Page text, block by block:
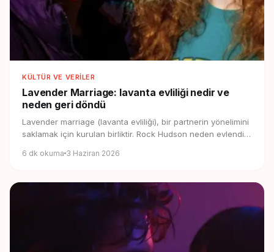
KÜLTÜR VE VERILER
Lavender Marriage: lavanta evliliği nedir ve
neden geri döndü
Lavender marriage (lavanta evliliği), bir partnerin yönelimini
saklamak için kurulan birliktir. Rock Hudson neden evlendi
6 dk okuma 3 Haziran 2026